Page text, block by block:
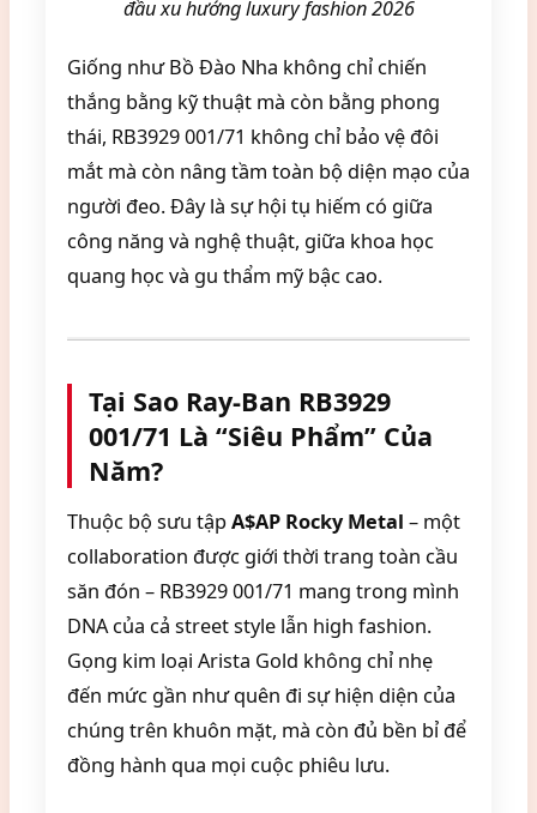
đầu xu hướng luxury fashion 2026
Giống như Bồ Đào Nha không chỉ chiến
thắng bằng kỹ thuật mà còn bằng phong
thái, RB3929 001/71 không chỉ bảo vệ đôi
mắt mà còn nâng tầm toàn bộ diện mạo của
người đeo. Đây là sự hội tụ hiếm có giữa
công năng và nghệ thuật, giữa khoa học
quang học và gu thẩm mỹ bậc cao.
Tại Sao Ray-Ban RB3929
001/71 Là “Siêu Phẩm” Của
Năm?
Thuộc bộ sưu tậpA$AP Rocky Metal – một
collaboration được giới thời trang toàn cầu
săn đón – RB3929 001/71 mang trong mình
DNA của cả street style lẫn high fashion.
Gọng kim loại Arista Gold không chỉ nhẹ
đến mức gần như quên đi sự hiện diện của
chúng trên khuôn mặt, mà còn đủ bền bỉ để
đồng hành qua mọi cuộc phiêu lưu.